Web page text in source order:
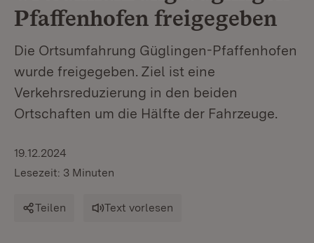
Pfaffenhofen freigegeben
Die Ortsumfahrung Güglingen-Pfaffenhofen
wurde freigegeben. Ziel ist eine
Verkehrsreduzierung in den beiden
Ortschaften um die Hälfte der Fahrzeuge.
19.12.2024
Lesezeit: 3 Minuten
Teilen Text vorlesen